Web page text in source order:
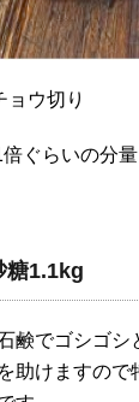
ョウ切り
ぐらいの分量
1.1kg
鹸でゴシゴシ
助けますので